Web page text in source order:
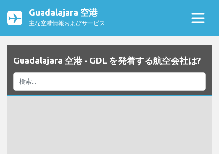
Guadalajara 空港
主な空港情報およびサービス
Guadalajara 空港 - GDL を発着する航空会社は?